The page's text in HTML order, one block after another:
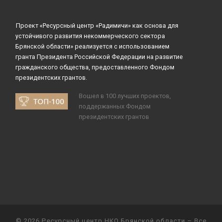
Проект «Ресурсный центр «Радимичи» как основа для
устойчивого развития некоммерческого сектора
Брянской области» реализуется с использованием
гранта Президента Российской Федерации на развитие
гражданского общества, предоставленного Фондом
президентских грантов.
Вошел в 100 лучших проектов,
поддержанных Фондом
президентских грантов